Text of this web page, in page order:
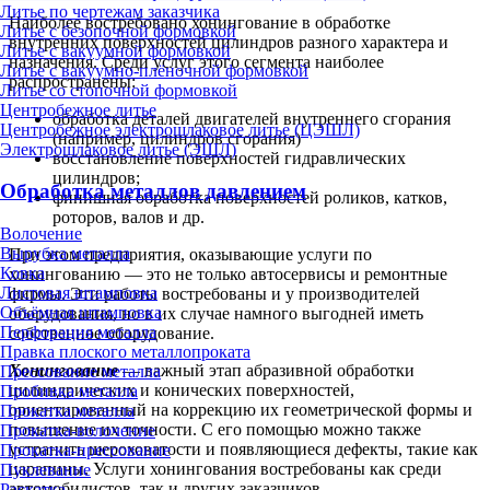
Литье по чертежам заказчика
Литье с безопочной формовкой
Литье с вакуумной формовкой
Литье с вакуумно-плёночной формовкой
Литье со стопочной формовкой
Центробежное литье
Центробежное электрошлаковое литье (ЦЭШЛ)
Электрошлаковое литье (ЭШЛ)
Обработка металлов давлением
Волочение
Вырубка металла
Ковка
Листовая штамповка
Объёмная штамповка
Перфорация металла
Правка плоского металлопроката
Прессование металла
Пробивка металла
Прокатка металла
Прокатка-волочение
Прокатка-прессование
Пуклевание
Наиболее востребовано хонингование в обработке
внутренних поверхностей цилиндров разного характера и
назначения. Среди услуг этого сегмента наиболее
распространены:
обработка деталей двигателей внутреннего сгорания
(например, цилиндров сгорания)
восстановление поверхностей гидравлических
цилиндров;
финишная обработка поверхностей роликов, катков,
роторов, валов и др.
При этом предприятия, оказывающие услуги по
хонингованию — это не только автосервисы и ремонтные
фирмы. Эти работы востребованы и у производителей
оборудования, но в их случае намного выгодней иметь
собственное оборудование.
Хонингование— важный этап абразивной обработки
цилиндрических и конических поверхностей,
ориентированный на коррекцию их геометрической формы и
повышение их точности. С его помощью можно также
устранить шероховатости и появляющиеся дефекты, такие как
царапины. Услуги хонингования востребованы как среди